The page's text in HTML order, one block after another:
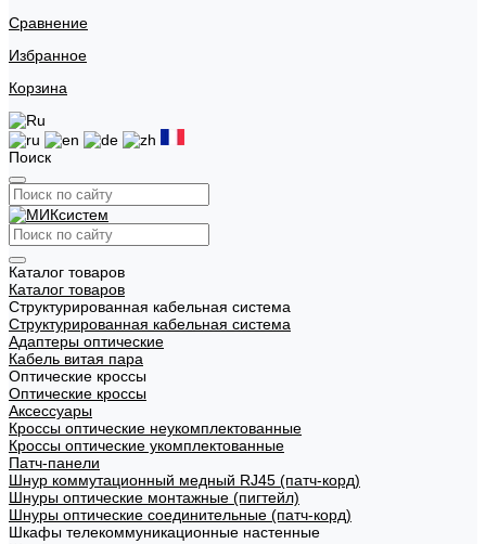
Сравнение
Избранное
Корзина
Поиск
Каталог товаров
Каталог товаров
Структурированная кабельная система
Структурированная кабельная система
Адаптеры оптические
Кабель витая пара
Оптические кроссы
Оптические кроссы
Аксессуары
Кроссы оптические неукомплектованные
Кроссы оптические укомплектованные
Патч-панели
Шнур коммутационный медный RJ45 (патч-корд)
Шнуры оптические монтажные (пигтейл)
Шнуры оптические соединительные (патч-корд)
Шкафы телекоммуникационные настенные